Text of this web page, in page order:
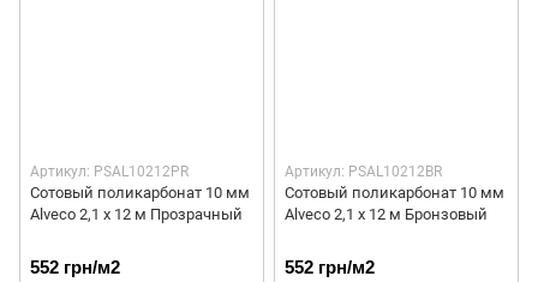
Артикул: PSAL10212PR
Сотовый поликарбонат 10 мм
Alveco 2,1 x 12 м Прозрачный
552 грн/м2
Артикул: PSAL10212BR
Сотовый поликарбонат 10 мм
Alveco 2,1 x 12 м Бронзовый
552 грн/м2